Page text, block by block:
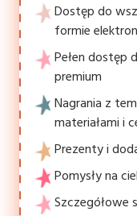
Dostęp do
formie
Pełen dostęp
premium
Nagrania z
materiałami i
Prezenty i
Pomysły na
Szczegółowe